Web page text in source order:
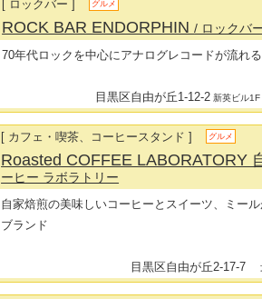
[ ロックバー ] グルメ
ROCK BAR ENDORPHIN/ ロックバ
70年代ロックを中心にアナログレコードが流れ
目黒区自由が丘1-12-2 新英ビル1F
[ カフェ・喫茶、コーヒースタンド ] グルメ
Roasted COFFEE LABORATORY
ーヒー ラボラトリー
自家焙煎の美味しいコーヒーとスイーツ、ミー
ブランド
目黒区自由が丘2-17-7